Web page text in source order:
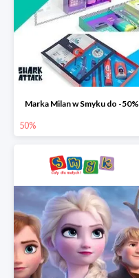
Marka Milan w Smyku do -50%
50%